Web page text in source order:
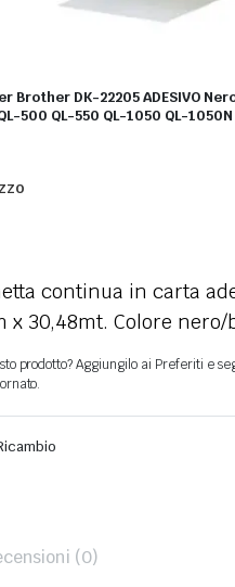
Brother DK-22205 ADESIVO
500 QL-550 QL-1050 QL-1050N
continua in carta
x 30,48mt. Colore nero/
(0)